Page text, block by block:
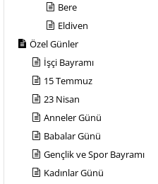
Bere
Eldiven
Özel Günler
İşçi Bayramı
15 Temmuz
23 Nisan
Anneler Günü
Babalar Günü
Gençlik ve Spor Bayramı
Kadınlar Günü